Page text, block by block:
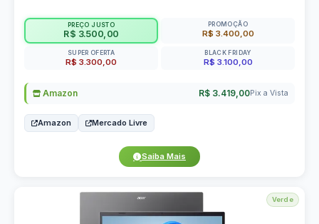
PREÇO JUSTO
R$ 3.500,00
PROMOÇÃO
R$ 3.400,00
SUPER OFERTA
R$ 3.300,00
BLACK FRIDAY
R$ 3.100,00
Amazon R$ 3.419,00Pix a Vista
Amazon Mercado Livre
Saiba Mais
Verde